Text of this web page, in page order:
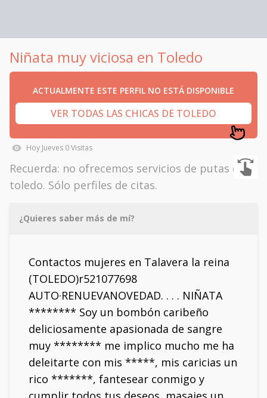
Niñata muy viciosa en Toledo
ACTUALMENTE ESTE PERFIL NO ESTÁ DISPONIBLE
VER TODAS LAS CHICAS DE TOLEDO
Hoy Jueves 0Visitas
Recuerda: no ofrecemos servicios de putas en
toledo. Sólo perfiles de citas.
¿Quieres saber más de mí?
Contactos mujeres en Talavera la reina
(TOLEDO)r521077698
AUTO·RENUEVANOVEDAD. . . . NIÑATA
******** Soy un bombón caribeño
deliciosamente apasionada de sangre
muy ******** me implico mucho me ha
deleitarte con mis *****, mis caricias un
rico *******, fantesear conmigo y